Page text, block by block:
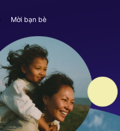
Mời bạn bè